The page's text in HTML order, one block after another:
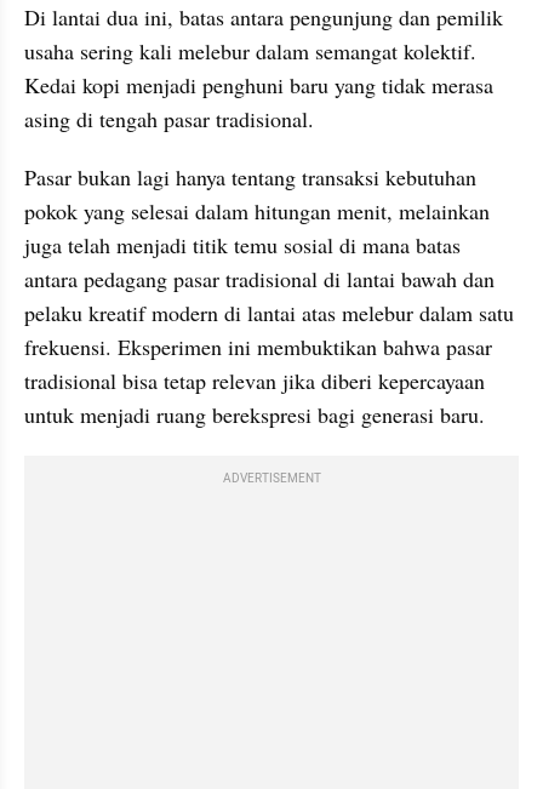
​Di lantai dua ini, batas antara pengunjung dan pemilik
usaha sering kali melebur dalam semangat kolektif.
Kedai kopi menjadi penghuni baru yang tidak merasa
asing di tengah pasar tradisional.
Pasar bukan lagi hanya tentang transaksi kebutuhan
pokok yang selesai dalam hitungan menit, melainkan
juga telah menjadi titik temu sosial di mana batas
antara pedagang pasar tradisional di lantai bawah dan
pelaku kreatif modern di lantai atas melebur dalam satu
frekuensi. Eksperimen ini membuktikan bahwa pasar
tradisional bisa tetap relevan jika diberi kepercayaan
untuk menjadi ruang berekspresi bagi generasi baru.
ADVERTISEMENT